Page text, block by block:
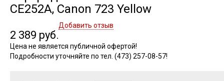
CE252A, Canon 723 Yellow
Добавить отзыв
2 389 руб.
Цена не является публичной офертой!
Подробности уточняйте по тел. (473) 257-08-57!